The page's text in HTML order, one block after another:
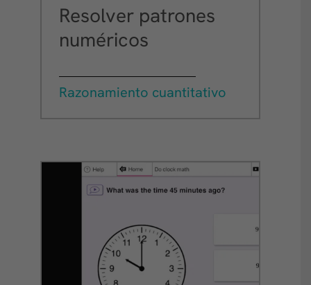
Resolver patrones
numéricos
Razonamiento cuantitativo